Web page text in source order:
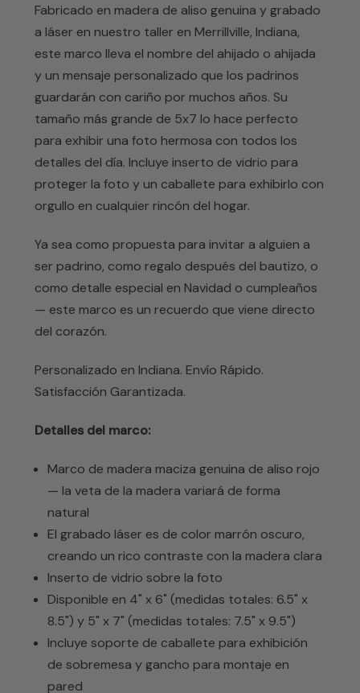
Fabricado en madera de aliso genuina y grabado
a láser en nuestro taller en Merrillville, Indiana,
este marco lleva el nombre del ahijado o ahijada
y un mensaje personalizado que los padrinos
guardarán con cariño por muchos años. Su
tamaño más grande de 5x7 lo hace perfecto
para exhibir una foto hermosa con todos los
detalles del día. Incluye inserto de vidrio para
proteger la foto y un caballete para exhibirlo con
orgullo en cualquier rincón del hogar.
Ya sea como propuesta para invitar a alguien a
ser padrino, como regalo después del bautizo, o
como detalle especial en Navidad o cumpleaños
— este marco es un recuerdo que viene directo
del corazón.
Personalizado en Indiana. Envío Rápido.
Satisfacción Garantizada.
Detalles del marco:
Marco de madera maciza genuina de aliso rojo
— la veta de la madera variará de forma
natural
El grabado láser es de color marrón oscuro,
creando un rico contraste con la madera clara
Inserto de vidrio sobre la foto
Disponible en 4" x 6" (medidas totales: 6.5" x
8.5") y 5" x 7" (medidas totales: 7.5" x 9.5")
Incluye soporte de caballete para exhibición
de sobremesa y gancho para montaje en
pared